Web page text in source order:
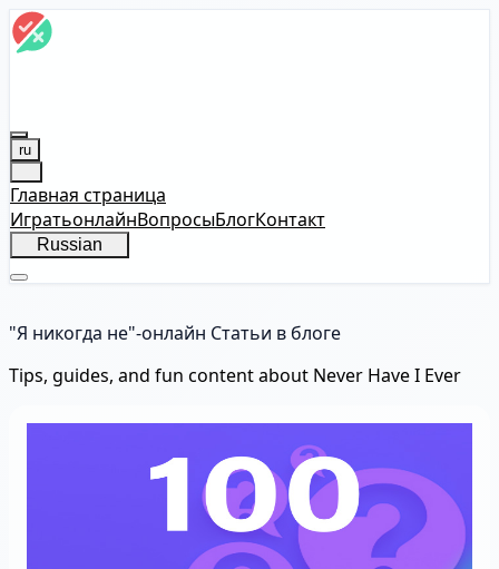
ru
Главная страница
ИгратьонлайнВопросыБлогКонтакт
Russian
"Я никогда не"-онлайн Статьи в блоге
Tips, guides, and fun content about Never Have I Ever